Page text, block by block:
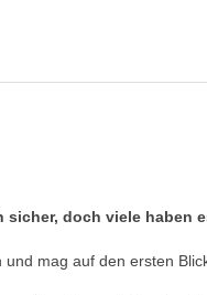
sicher, doch viele haben
mag auf den ersten